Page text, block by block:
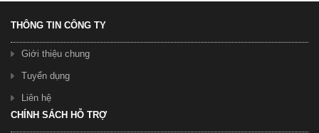
THÔNG TIN CÔNG TY
Giới thiệu chung
Tuyển dụng
Liên hệ
CHÍNH SÁCH HỖ TRỢ